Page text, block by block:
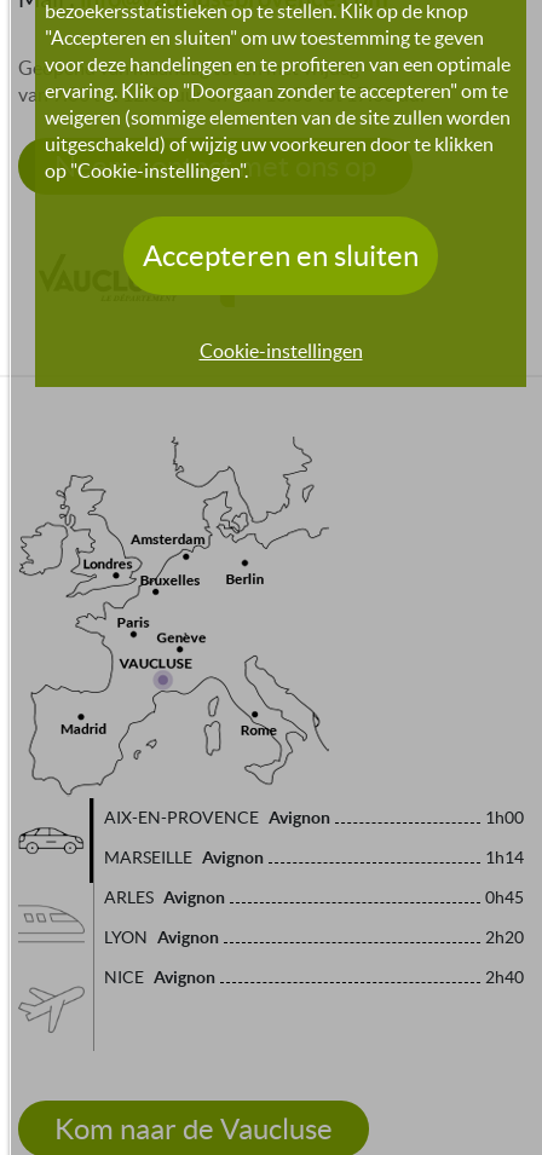
Geopend van maandag tot en met vrijdag
van 9:00 tot 12:30 uur en van 13:30 tot 17:30 uur
Neem contact met ons op
AIX-EN-PROVENCE Avignon 1h00
MARSEILLE Avignon 1h14
ARLES Avignon 0h45
LYON Avignon 2h20
NICE Avignon 2h40
Kom naar de Vaucluse
bezoekersstatistieken op te stellen. Klik op de knop
"Accepteren en sluiten" om uw toestemming te geven
voor deze handelingen en te profiteren van een optimale
ervaring. Klik op "Doorgaan zonder te accepteren" om te
weigeren (sommige elementen van de site zullen worden
uitgeschakeld) of wijzig uw voorkeuren door te klikken
op "Cookie-instellingen".
Cookie-instellingen
Accepteren en sluiten